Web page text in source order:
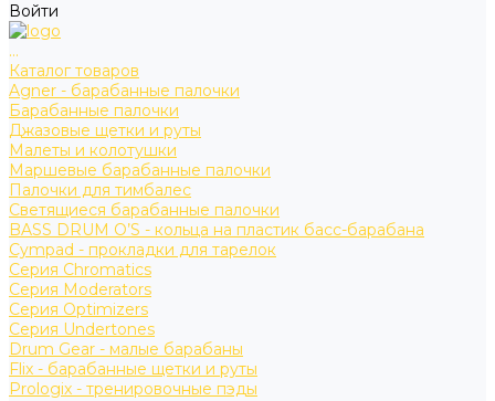
Войти
...
Каталог товаров
Agner - барабанные палочки
Барабанные палочки
Джазовые щетки и руты
Малеты и колотушки
Маршевые барабанные палочки
Палочки для тимбалес
Светящиеся барабанные палочки
BASS DRUM O’S - кольца на пластик басс-барабана
Cympad - прокладки для тарелок
Серия Chromatics
Серия Moderators
Серия Optimizers
Серия Undertones
Drum Gear - малые барабаны
Flix - барабанные щетки и руты
Prologix - тренировочные пэды